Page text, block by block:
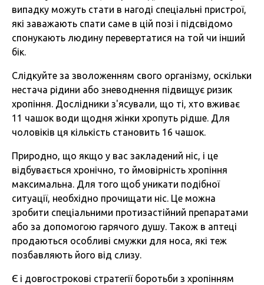
випадку можуть стати в нагоді спеціальні пристрої,
які заважають спати саме в цій позі і підсвідомо
спонукають людину перевертатися на той чи інший
бік.
Слідкуйте за зволоженням свого організму, оскільки
нестача рідини або зневоднення підвищує ризик
хропіння. Дослідники з'ясували, що ті, хто вживає
11 чашок води щодня жінки хропуть рідше. Для
чоловіків ця кількість становить 16 чашок.
Природно, що якщо у вас закладений ніс, і це
відбувається хронічно, то ймовірність хропіння
максимальна. Для того щоб уникати подібної
ситуації, необхідно прочищати ніс. Це можна
зробити спеціальними протизастійний препаратами
або за допомогою гарячого душу. Також в аптеці
продаються особливі смужки для носа, які теж
позбавляють його від слизу.
Є і довгострокові стратегії боротьби з хропінням